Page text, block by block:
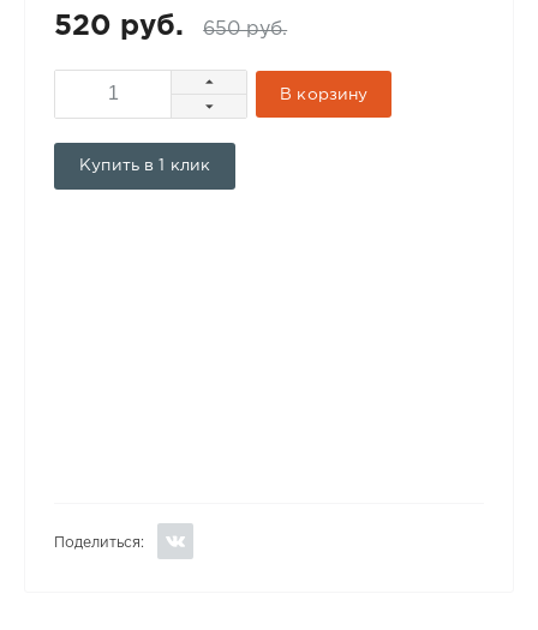
520 руб. 650 руб.
В корзину
Купить в 1 клик
Поделиться: